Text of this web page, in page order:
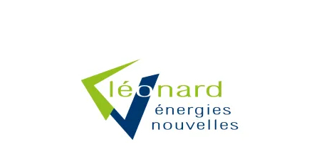
personnalisation des modèles d'impression, du logiciel
... Du devis à la facturation, croquis de menuiserie,
gestion des tâches, suivi des plannings prévisionnels
des chantiers (déclaration de travaux, demande de
subventions, mise en service d’ERDF) , statistiques,